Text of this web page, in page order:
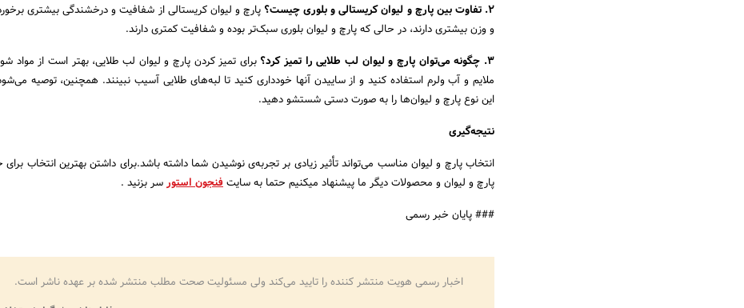
2. تفاوت بین پارچ و لیوان کریستالی و بلوری چیست؟
پارچ و لیوان کریستالی از شفافیت و درخشندگی بیشتری
و وزن بیشتری دارند، در حالی که پارچ و لیوان بلوری سبک‌تر بوده و شفافیت کمتری دارند.
3. چگونه می‌توان پارچ و لیوان لب طلایی را تمیز کرد؟
برای تمیز کردن پارچ و لیوان لب طلایی، بهتر است از مواد
ملایم و آب ولرم استفاده کنید و از ساییدن آنها خودداری کنید تا لبه‌های طلایی آسیب نبینند. همچنین، توصیه
این نوع پارچ و لیوان‌ها را به صورت دستی شستشو دهید.
نتیجه‌گیری
انتخاب پارچ و لیوان مناسب می‌تواند تأثیر زیادی بر تجربه‌ی نوشیدن شما داشته باشد.برای داشتن بهترین انتخاب برای
پارچ و لیوان و محصولات دیگر ما پیشنهاد میکنیم حتما به سایتفنجون استورسر بزنید .
### پایان خبر رسمی
اخبار رسمی هویت منتشر کننده را تایید می‌کند ولی مسئولیت صحت مطلب منتشر شده بر عهده ناشر است.